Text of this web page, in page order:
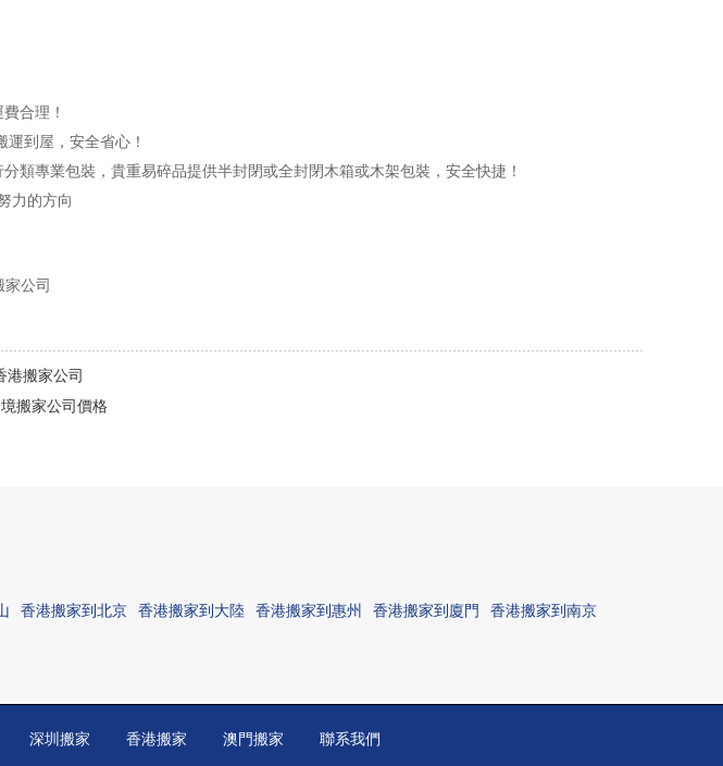
合理！
到屋，安全省心！
類專業包裝，貴重易碎品提供半封閉或全封閉木箱或木架包裝，安全快捷！
力的方向
家公司
港搬家公司
搬家公司價格
香港搬家到北京 香港搬家到大陸 香港搬家到惠州 香港搬家到廈門
香港搬家到南京
深圳搬家 香港搬家 澳門搬家 聯系我們